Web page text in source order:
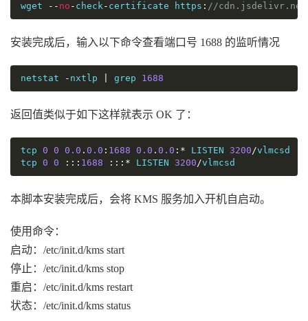
wget -- no - check- certificate https : //cdn.jsdelivr.net/
安装完成后，输入以下命令查看端口号 1688 的监听情况
netstat - nxtlp grep 1688
返回值类似于如下这样就表示 OK 了：
tcp 0 0 0.0 . 0.0 : 1688 0.0 . 0.0 :* LISTEN 3200/vlmcsd
tcp 0 0 ::: 1688 :::* LISTEN 3200/vlmcsd
本脚本安装完成后，会将 KMS 服务加入开机自启动。
使用命令：
启动：/etc/init.d/kms start
停止：/etc/init.d/kms stop
重启：/etc/init.d/kms restart
状态：/etc/init.d/kms status